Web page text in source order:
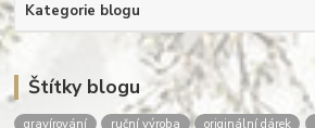
Kategorie blogu
Štítky blogu
gravírování ruční výroba originální dárek